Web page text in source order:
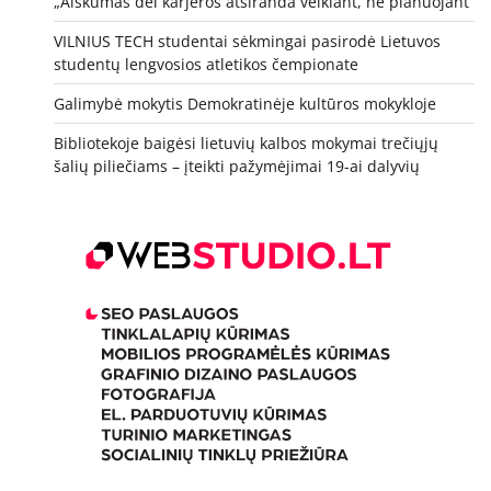
VILNIUS TECH studentai sėkmingai pasirodė Lietuvos
studentų lengvosios atletikos čempionate
Galimybė mokytis Demokratinėje kultūros mokykloje
Bibliotekoje baigėsi lietuvių kalbos mokymai trečiųjų
šalių piliečiams – įteikti pažymėjimai 19-ai dalyvių